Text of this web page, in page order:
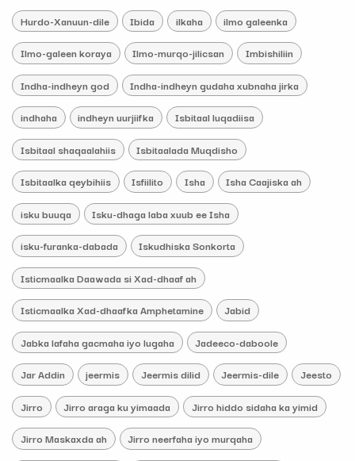
Hurdo-Xanuun-dile Ibida ilkaha ilmo galeenka
Ilmo-galeen koraya Ilmo-murqo-jilicsan Imbishiliin
Indha-indheyn god Indha-indheyn gudaha xubnaha jirka
indhaha indheyn uurjiifka Isbitaal luqadiisa
Isbitaal shaqaalahiis Isbitaalada Muqdisho
Isbitaalka qeybihiis Isfiilito Isha Isha Caajiska ah
isku buuqa Isku-dhaga laba xuub ee Isha
isku-furanka-dabada Iskudhiska Sonkorta
Isticmaalka Daawada si Xad-dhaaf ah
Isticmaalka Xad-dhaafka Amphetamine Jabid
Jabka lafaha gacmaha iyo lugaha Jadeeco-daboole
Jar Addin jeermis Jeermis dilid Jeermis-dile Jeesto
Jirro Jirro araga ku yimaada Jirro hiddo sidaha ka yimid
Jirro Maskaxda ah Jirro neerfaha iyo murqaha